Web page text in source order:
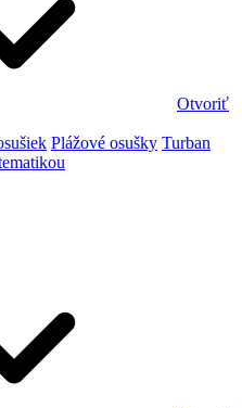
Otvoriť
Plážové osušky Turban